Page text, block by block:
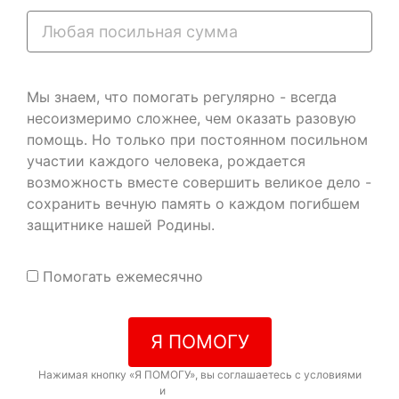
Мы знаем, что помогать регулярно - всегда
несоизмеримо сложнее, чем оказать разовую
помощь. Но только при постоянном посильном
участии каждого человека, рождается
возможность вместе совершить великое дело -
сохранить вечную память о каждом погибшем
защитнике нашей Родины.
Помогать ежемесячно
Я ПОМОГУ
Нажимая кнопку «Я ПОМОГУ», вы соглашаетесь с условиями
и